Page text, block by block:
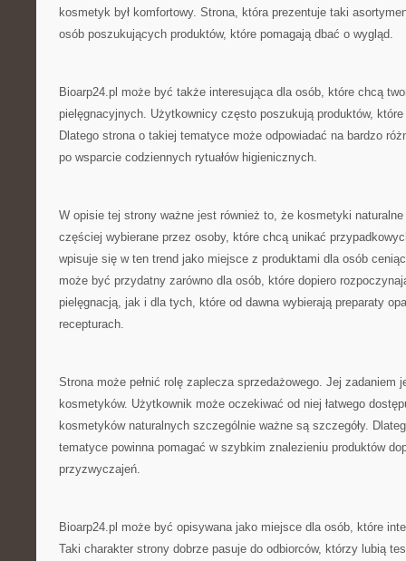
kosmetyk był komfortowy. Strona, która prezentuje taki
osób poszukujących produktów, które pomagają dbać o wygląd.
Bioarp24.pl może być także interesująca dla osób, które chcą
pielęgnacyjnych. Użytkownicy często poszukują produktów,
Dlatego strona o takiej tematyce może odpowiadać na bardzo
po wsparcie codziennych rytuałów higienicznych.
W opisie tej strony ważne jest również to, że kosmetyki
częściej wybierane przez osoby, które chcą unikać
wpisuje się w ten trend jako miejsce z produktami dla osób
może być przydatny zarówno dla osób, które dopiero
pielęgnacją, jak i dla tych, które od dawna wybierają preparaty
recepturach.
Strona może pełnić rolę zaplecza sprzedażowego. Jej zadaniem
kosmetyków. Użytkownik może oczekiwać od niej łatwego
kosmetyków naturalnych szczególnie ważne są szczegóły.
tematyce powinna pomagać w szybkim znalezieniu produktów
przyzwyczajeń.
Bioarp24.pl może być opisywana jako miejsce dla osób, które
Taki charakter strony dobrze pasuje do odbiorców, którzy lubią